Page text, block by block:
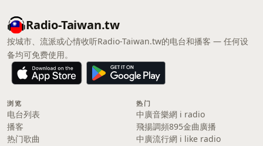
Radio-Taiwan.tw
按城市、流派或心情收听Radio-Taiwan.tw的电台和播客 — 任何设
备均可免费使用。
浏览
电台列表
播客
热门歌曲
热门
中廣音樂網 i radio
飛揚調頻895金曲廣播
中廣流行網 i like radio